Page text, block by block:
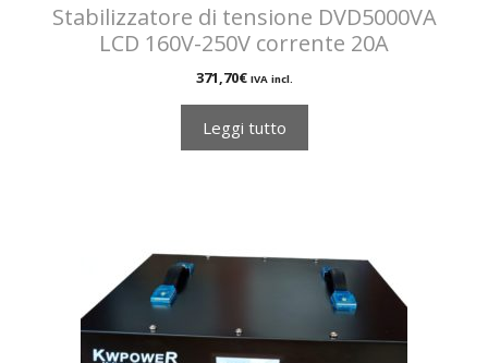
Stabilizzatore di tensione DVD5000VA
LCD 160V-250V corrente 20A
371,70€ IVA incl.
Leggi tutto